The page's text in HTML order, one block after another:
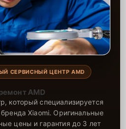
операций, гарантируя стабильную
Мы стремимся предложить
цене, обеспечивая
и надёжность видеокарты.
СЕРВИСНЫЙ ЦЕНТР AMD
AMD
который специализируется
Xiaomi. Оригинальные
цены и гарантия до 3 лет